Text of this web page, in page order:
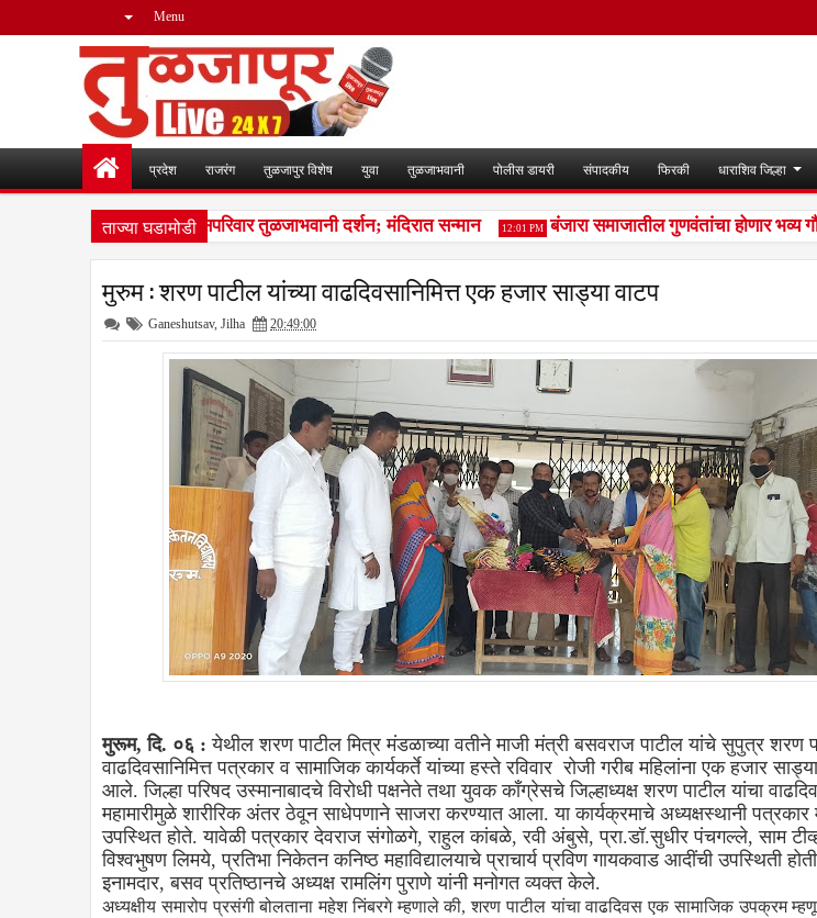
Menu
प्रदेश राजरंग तुळजापुर विशेष युवा तुळजाभवानी पोलीस डायरी संपादकीय फिरकी धाराशिव जिल्हा
ताज्या घडामोडी
जिजाऊंच्या वंशजांचे सपरिवार तुळजाभवानी दर्शन; मंदिरात सन्मान 12:01 PM बंजारा समाजातील गुणवंतांचा होणार भव्य
मुरुम : शरण पाटील यांच्या वाढदिवसानिमित्त एक हजार साड्या वाटप
Ganeshutsav, Jilha 20:49:00
मुरूम, दि. ०६ :येथील शरण पाटील मित्र मंडळाच्या वतीने माजी मंत्री बसवराज पाटील यांचे सुपुत्र शरण
वाढदिवसानिमित्त पत्रकार व सामाजिक कार्यकर्ते यांच्या हस्ते रविवार रोजी गरीब महिलांना एक हजार
आले. जिल्हा परिषद उस्मानाबादचे विरोधी पक्षनेते तथा युवक काँग्रेसचे जिल्हाध्यक्ष शरण पाटील यांचा
महामारीमुळे शारीरिक अंतर ठेवून साधेपणाने साजरा करण्यात आला. या कार्यक्रमाचे अध्यक्षस्थानी
उपस्थित होते. यावेळी पत्रकार देवराज संगोळगे, राहुल कांबळे, रवी अंबुसे, प्रा.डॉ.सुधीर पंचगल्ले, साम
विश्वभुषण लिमये, प्रतिभा निकेतन कनिष्ठ महाविद्यालयाचे प्राचार्य प्रविण गायकवाड आदींची उपस्थिती
इनामदार, बसव प्रतिष्ठानचे अध्यक्ष रामलिंग पुराणे यांनी मनोगत व्यक्त केले.
अध्यक्षीय समारोप प्रसंगी बोलताना महेश निंबरगे म्हणाले की, शरण पाटील यांचा वाढदिवस एक सामाजिक उपक्रम